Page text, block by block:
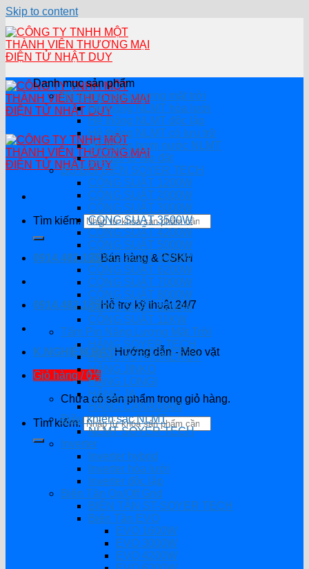
Skip to content
Tìm kiếm:
0914.482.135Bán hàng & CSKH
0914.482.135Hỗ trợ kỹ thuật 24/7
K.NGHIỆM HAYHướng dẫn - Mẹo vặt
Giỏ hàng /0₫
Chưa có sản phẩm trong giỏ hàng.
Tìm kiếm:
Danh mục sản phẩm
Hệ thống năng lượng mặt trời
Hệ thống NLMT hòa lưới
Hệ thông NLMT độc lập
Hệ thống NLMT có lưu trữ
Hệ thống bơm nước NLMT
Combo tự lắp đặt
BỘ ĐỔI ĐIỆN SOYER TECH
CÔNG SUẤT 1200W
CÔNG SUẤT 2000W
CÔNG SUẤT 3000W
CÔNG SUẤT 3500W
CÔNG SUẤT 4200W
CÔNG SUẤT 5000W
CÔNG SUẤT 5500W
CÔNG SUẤT 6200W
CÔNG SUẤT 7000W
CÔNG SUẤT 8000W
CÔNG SUẤT 8200W
CÔNG SUẤT 11KW
Tấm Pin Năng Lượng Mặt Trời
HÃNG SOYER TECH
HÃNG ASTRONERGY
HÃNG JINKO
HÃNG LONGI
HÃNG JA
HÃNG CANADIAN
Điều khiển sạc NLMT
NLMT SOYER TECH
Inverter
Inverter hybrid
Inverter hòa lưới
Inverter độc lập
Biến Tần On/Off Grid
BIẾN TẦN ST-SOYER TECH
Biến Tần EVO
EVO 1600W
EVO 3000W
EVO 4200W